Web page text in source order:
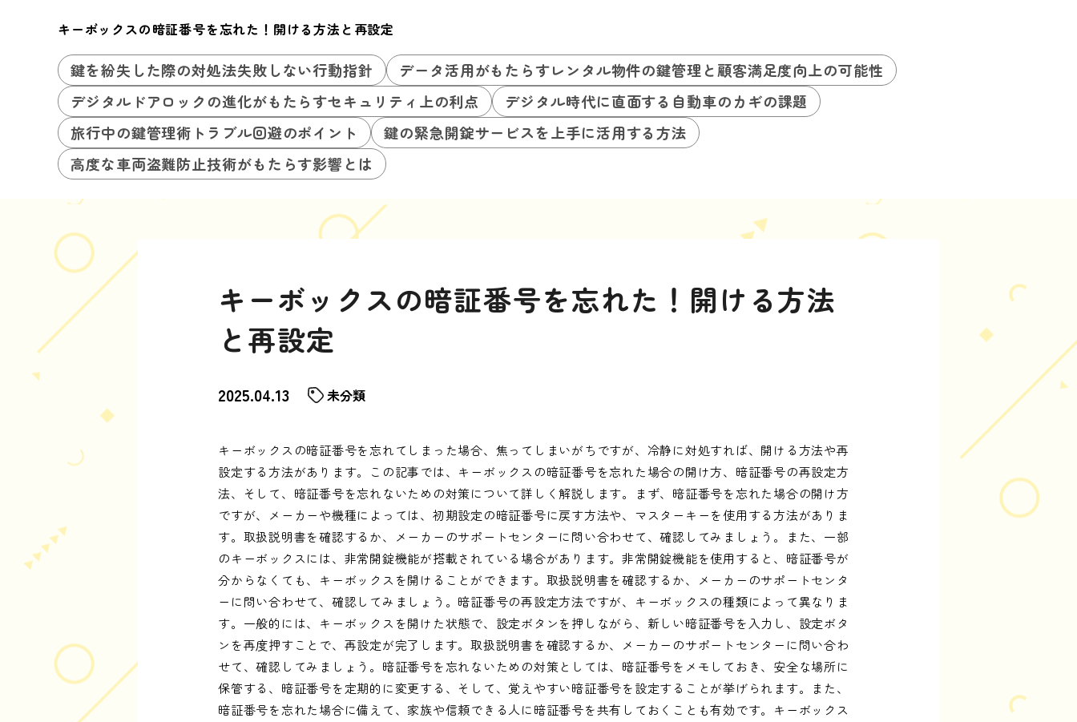
キーボックスの暗証番号を忘れた！開ける方法と再設定
鍵を紛失した際の対処法失敗しない行動指針
データ活用がもたらすレンタル物件の鍵管理と顧客満足度向上の可能性
デジタルドアロックの進化がもたらすセキュリティ上の利点
デジタル時代に直面する自動車のカギの課題
旅行中の鍵管理術トラブル回避のポイント
鍵の緊急開錠サービスを上手に活用する方法
高度な車両盗難防止技術がもたらす影響とは
キーボックスの暗証番号を忘れた！開ける方法
と再設定
2025.04.13 未分類
キーボックスの暗証番号を忘れてしまった場合、焦ってしまいがちですが、冷静に対処すれば、開ける方法や再
設定する方法があります。この記事では、キーボックスの暗証番号を忘れた場合の開け方、暗証番号の再設定方
法、そして、暗証番号を忘れないための対策について詳しく解説します。まず、暗証番号を忘れた場合の開け方
ですが、メーカーや機種によっては、初期設定の暗証番号に戻す方法や、マスターキーを使用する方法がありま
す。取扱説明書を確認するか、メーカーのサポートセンターに問い合わせて、確認してみましょう。また、一部
のキーボックスには、非常開錠機能が搭載されている場合があります。非常開錠機能を使用すると、暗証番号が
分からなくても、キーボックスを開けることができます。取扱説明書を確認するか、メーカーのサポートセンタ
ーに問い合わせて、確認してみましょう。暗証番号の再設定方法ですが、キーボックスの種類によって異なりま
す。一般的には、キーボックスを開けた状態で、設定ボタンを押しながら、新しい暗証番号を入力し、設定ボタ
ンを再度押すことで、再設定が完了します。取扱説明書を確認するか、メーカーのサポートセンターに問い合わ
せて、確認してみましょう。暗証番号を忘れないための対策としては、暗証番号をメモしておき、安全な場所に
保管する、暗証番号を定期的に変更する、そして、覚えやすい暗証番号を設定することが挙げられます。また、
暗証番号を忘れた場合に備えて、家族や信頼できる人に暗証番号を共有しておくことも有効です。キーボックス